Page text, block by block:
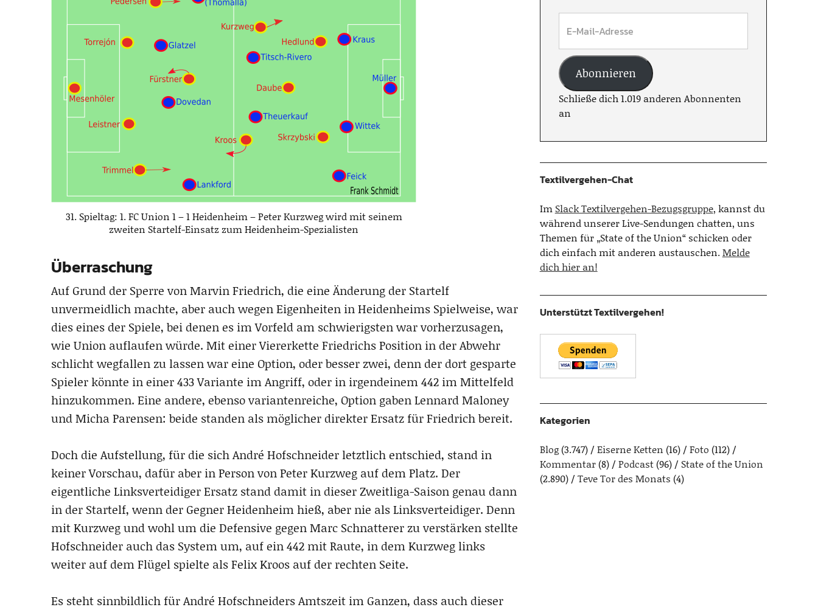
31. Spieltag: 1. FC Union 1 – 1 Heidenheim – Peter Kurzweg wird mit seinem
zweiten Startelf-Einsatz zum Heidenheim-Spezialisten
Überraschung
Auf Grund der Sperre von Marvin Friedrich, die eine Änderung der Startelf
unvermeidlich machte, aber auch wegen Eigenheiten in Heidenheims Spielweise, war
dies eines der Spiele, bei denen es im Vorfeld am schwierigsten war vorherzusagen,
wie Union auflaufen würde. Mit einer Viererkette Friedrichs Position in der Abwehr
schlicht wegfallen zu lassen war eine Option, oder besser zwei, denn der dort gesparte
Spieler könnte in einer 433 Variante im Angriff, oder in irgendeinem 442 im Mittelfeld
hinzukommen. Eine andere, ebenso variantenreiche, Option gaben Lennard Maloney
und Micha Parensen: beide standen als möglicher direkter Ersatz für Friedrich bereit.
Doch die Aufstellung, für die sich André Hofschneider letztlich entschied, stand in
keiner Vorschau, dafür aber in Person von Peter Kurzweg auf dem Platz. Der
eigentliche Linksverteidiger Ersatz stand damit in dieser Zweitliga-Saison genau dann
in der Startelf, wenn der Gegner Heidenheim hieß, aber nie als Linksverteidiger. Denn
mit Kurzweg und wohl um die Defensive gegen Marc Schnatterer zu verstärken stellte
Hofschneider auch das System um, auf ein 442 mit Raute, in dem Kurzweg links
weiter auf dem Flügel spielte als Felix Kroos auf der rechten Seite.
Es steht sinnbildlich für André Hofschneiders Amtszeit im Ganzen, dass auch dieser
Abonnieren
Schließe dich 1.019 anderen Abonnenten
an
Textilvergehen-Chat
Im Slack Textilvergehen-Bezugsgruppe, kannst du
während unserer Live-Sendungen chatten, uns
Themen für „State of the Union“ schicken oder
dich einfach mit anderen austauschen.Melde
dich hier an!
Unterstützt Textilvergehen!
Kategorien
Blog(3.747) Eiserne Ketten (16) Foto (112)
Kommentar(8) Podcast(96)
State of the Union
(2.890)
Teve Tor des Monats (4)